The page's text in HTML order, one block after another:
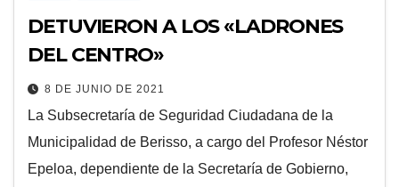
DETUVIERON A LOS «LADRONES
DEL CENTRO»
8 DE JUNIO DE 2021
La Subsecretaría de Seguridad Ciudadana de la
Municipalidad de Berisso, a cargo del Profesor Néstor
Epeloa, dependiente de la Secretaría de Gobierno,